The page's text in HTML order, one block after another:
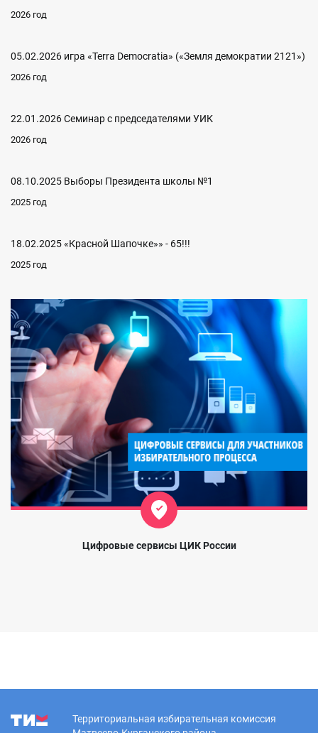
2026 год
05.02.2026 игра «Terra Democratia» («Земля демократии 2121»)
2026 год
22.01.2026 Семинар с председателями УИК
2026 год
08.10.2025 Выборы Президента школы №1
2025 год
18.02.2025 «Красной Шапочке»» - 65!!!
2025 год
Цифровые сервисы ЦИК России
Территориальная избирательная комиссия